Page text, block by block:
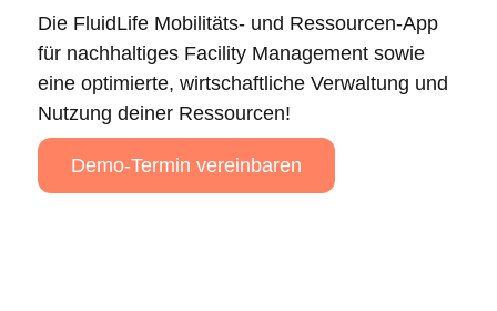
Die FluidLife Mobilitäts- und Ressourcen-App
für nachhaltiges Facility Managementsowie
eine optimierte, wirtschaftliche Verwaltung und
Nutzung deiner Ressourcen!
Demo-Termin vereinbaren